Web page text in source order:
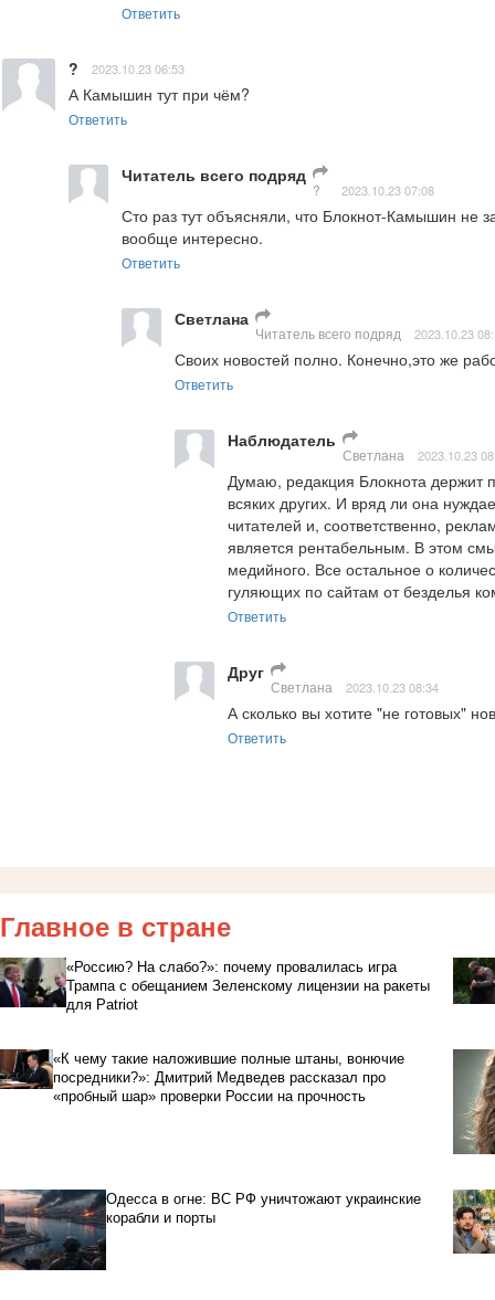
Ответить
? 2023.10.23 06:53
А Камышин тут при чём?
Ответить
Читатель всего подряд
? 2023.10.23 07:08
Сто раз тут объясняли, что Блокнот-Камышин не
вообще интересно.
Ответить
Светлана
Читатель всего подряд 2023.10.23
Своих новостей полно. Конечно,это же
Ответить
Наблюдатель
Светлана 2023.10.23
Думаю, редакция Блокнота держит
всяких других. И вряд ли она
читателей и, соответственно,
является рентабельным. В этом
медийного. Все остальное о
гуляющих по сайтам от безделья
Ответить
Друг
Светлана 2023.10.23 08:34
А сколько вы хотите "не готовых"
Ответить
Главное в стране
«Россию? На слабо?»: почему провалилась игра
Трампа с обещанием Зеленскому лицензии на ракеты
для Patriot
«К чему такие наложившие полные штаны, вонючие
посредники?»: Дмитрий Медведев рассказал про
«пробный шар» проверки России на прочность
Одесса в огне: ВС РФ уничтожают украинские
корабли и порты